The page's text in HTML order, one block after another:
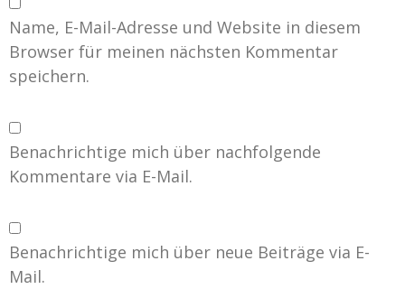
Name, E-Mail-Adresse und Website in diesem
Browser für meinen nächsten Kommentar
speichern.
Benachrichtige mich über nachfolgende
Kommentare via E-Mail.
Benachrichtige mich über neue Beiträge via E-
Mail.